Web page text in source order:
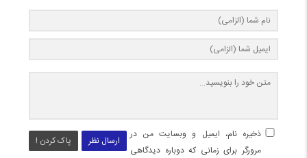
ارسال نظر پاک کردن !
ذخیره نام، ایمیل و وبسایت من در
مرورگر برای زمانی که دوباره دیدگاهی